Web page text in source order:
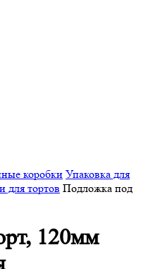
коробки Упаковка для
для тортов Подложка под
120мм